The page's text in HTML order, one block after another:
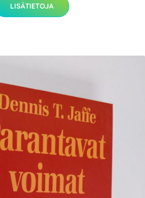
LISÄTIETOJA